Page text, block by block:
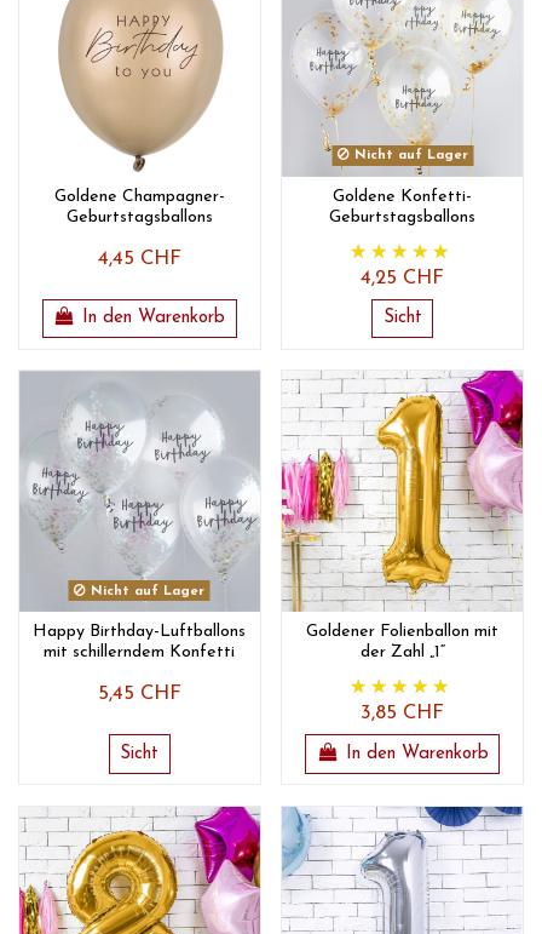
Goldene Champagner-
Geburtstagsballons
4,45 CHF
In den Warenkorb
Nicht auf Lager
Goldene Konfetti-
Geburtstagsballons
4,25 CHF
Sicht
Nicht auf Lager
Happy Birthday-Luftballons
mit schillerndem Konfetti
5,45 CHF
Sicht
Goldener Folienballon mit
der Zahl „1“
3,85 CHF
In den Warenkorb